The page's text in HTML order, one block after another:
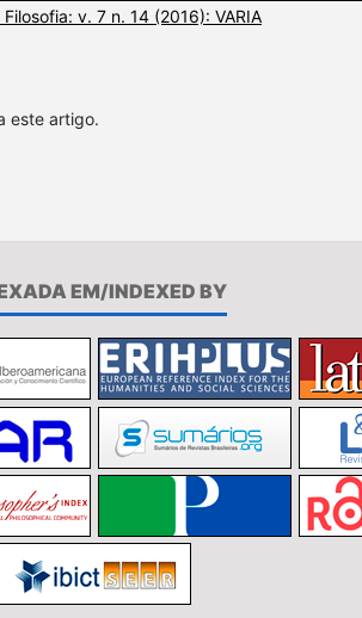
v. 7 n. 14 (2016): VARIA
este artigo.
EM/INDEXED BY